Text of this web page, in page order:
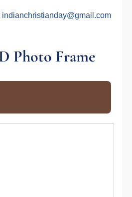
indianchristianday@gmail.com
Photo Frame